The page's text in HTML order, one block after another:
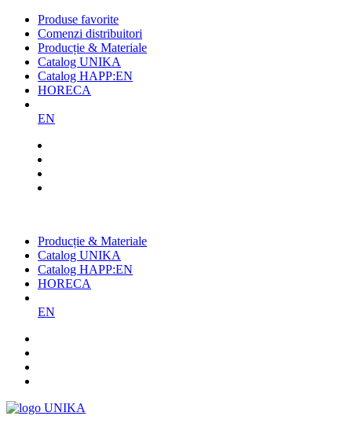
Produse favorite
Comenzi distribuitori
Producție & Materiale
Catalog UNIKA
Catalog HAPP:EN
HORECA
EN
Producție & Materiale
Catalog UNIKA
Catalog HAPP:EN
HORECA
EN